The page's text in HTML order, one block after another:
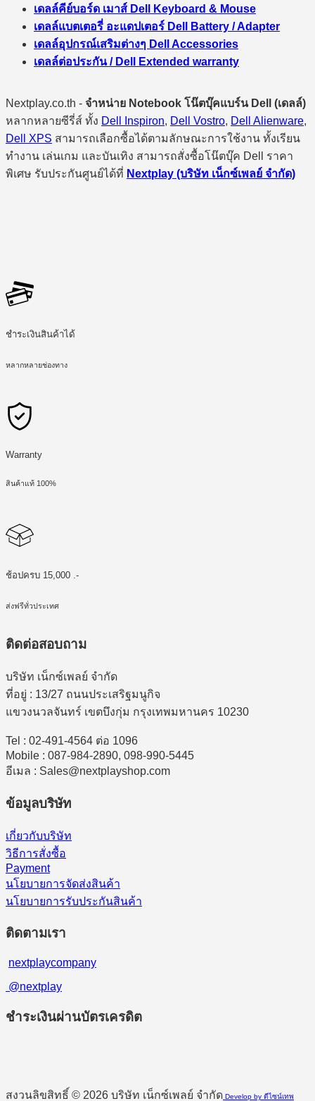
เดลล์คีย์บอร์ด เมาส์ Dell Keyboard & Mouse
เดลล์แบตเตอรี่ อะแดปเตอร์ Dell Battery / Adapter
เดลล์อุปกรณ์เสริมต่างๆ Dell Accessories
เดลล์ต่อประกัน / Dell Extended warranty
Nextplay.co.th - จำหน่าย Notebook โน๊ตบุ๊คแบร์น Dell (เดลล์)
หลากหลายซีรี่ส์ ทั้ง Dell Inspiron, Dell Vostro, Dell Alienware,
Dell XPS สามารถเลือกซื้อได้ตามลักษณะการใช้งาน ทั้งเรียน
ทำงาน เล่นเกม และบันเทิง สามารถสั่งซื้อโน๊ตบุ๊ค Dell ราคา
พิเศษ รับประกันศูนย์ได้ที่ Nextplay (บริษัท เน็กซ์เพลย์ จำกัด)
ชำระเงินสินค้าได้
หลากหลายช่องทาง
Warranty
สินค้าแท้ 100%
ช้อปครบ 15,000 .-
ส่งฟรีทั่วประเทศ
ติดต่อสอบถาม
บริษัท เน็กซ์เพลย์ จำกัด
ที่อยู่ : 13/27 ถนนประเสริฐมนูกิจ
แขวงนวลจันทร์ เขตบึงกุ่ม กรุงเทพมหานคร 10230
Tel : 02-491-4564 ต่อ 1096
Mobile : 087-984-2890, 098-990-5445
อีเมล : Sales@nextplayshop.com
ข้อมูลบริษัท
เกี่ยวกับบริษัท
วิธีการสั่งซื้อ
Payment
นโยบายการจัดส่งสินค้า
นโยบายการรับประกันสินค้า
ติดตามเรา
nextplaycompany
@nextplay
ชำระเงินผ่านบัตรเครดิต
สงวนลิขสิทธิ์ © 2026 บริษัท เน็กซ์เพลย์ จำกัด Develop by ดีไซน์เทพ